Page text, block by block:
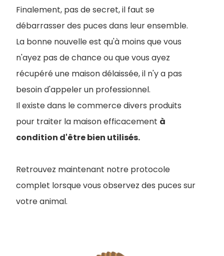
Finalement, pas de secret, il faut se
débarrasser des puces dans leur ensemble.
La bonne nouvelle est qu'à moins que vous
n'ayez pas de chance ou que vous ayez
récupéré une maison délaissée, il n'y a pas
besoin d'appeler un professionnel.
Il existe dans le commerce divers produits
pour traiter la maison efficacement à
condition d'être bien utilisés.
Retrouvez maintenant notre protocole
complet lorsque vous observez des puces sur
votre animal.